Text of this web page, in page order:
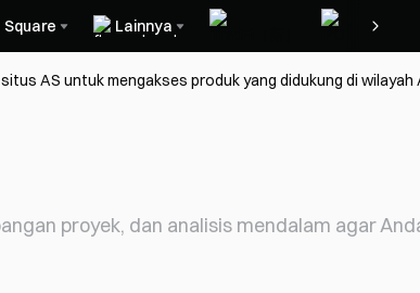
Square Lainnya
AS untuk mengakses produk yang didukung di wilayah
proyek, dan analisis mendalam agar